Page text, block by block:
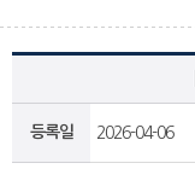
등록일 2026-04-06